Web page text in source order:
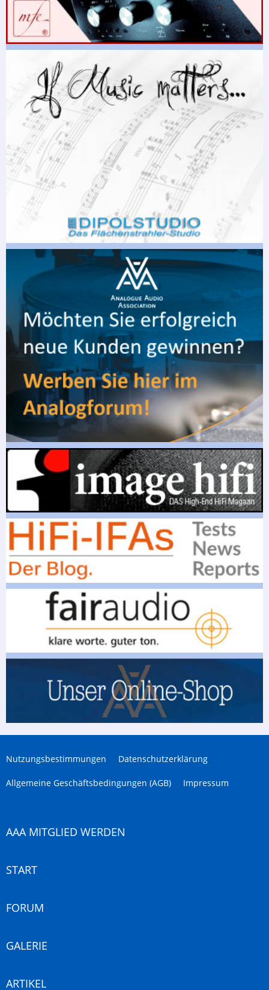
Nutzungsbestimmungen Datenschutzerklärung
Allgemeine Geschäftsbedingungen (AGB) Impressum
AAA MITGLIED WERDEN
START
FORUM
GALERIE
ARTIKEL